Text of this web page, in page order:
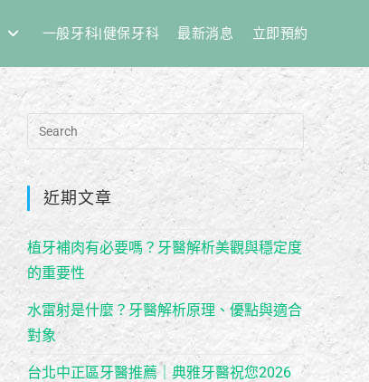
一般牙科|健保牙科 最新消息 立即預約
近期文章
植牙補肉有必要嗎？牙醫解析美觀與穩定度
的重要性
水雷射是什麼？牙醫解析原理、優點與適合
對象
台北中正區牙醫推薦｜典雅牙醫祝您2026